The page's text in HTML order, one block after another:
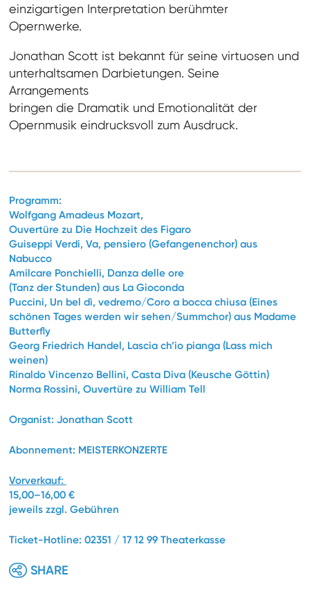
einzigartigen Interpretation berühmter
Opernwerke.
Jonathan Scott ist bekannt für seine virtuosen und
unterhaltsamen Darbietungen. Seine
Arrangements
bringen die Dramatik und Emotionalität der
Opernmusik eindrucksvoll zum Ausdruck.
Programm:
Wolfgang Amadeus Mozart,
Ouvertüre zu Die Hochzeit des Figaro
Guiseppi Verdi, Va, pensiero (Gefangenenchor) aus
Nabucco
Amilcare Ponchielli, Danza delle ore
(Tanz der Stunden) aus La Gioconda
Puccini, Un bel dì, vedremo/Coro a bocca chiusa (Eines
schönen Tages werden wir sehen/Summchor) aus Madame
Butterfly
Georg Friedrich Handel, Lascia ch’io pianga (Lass mich
weinen)
Rinaldo Vincenzo Bellini, Casta Diva (Keusche Göttin)
Norma Rossini, Ouvertüre zu William Tell
Organist: Jonathan Scott
Abonnement: MEISTERKONZERTE
Vorverkauf:
15,00–16,00 €
jeweils zzgl. Gebühren
Ticket-Hotline: 02351 / 17 12 99 Theaterkasse
SHARE